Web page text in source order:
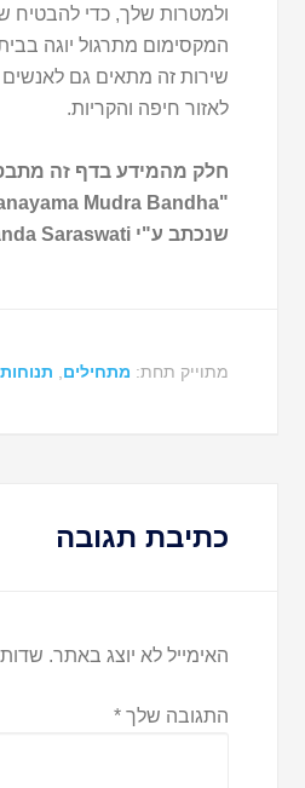
ולמטרות שלך, כדי להבטיח
המקסימום מתרגול יוגה
שירות זה מתאים גם
לאזור חיפה והקריות.
חלק מהמידע בדף זה
שנכתב ע"י Swami Satyananda Saraswati.
מתוייק תחת: מתחילים תנוחות
כתיבת תגובה
האימייל לא יוצג באתר.
התגובה שלך*